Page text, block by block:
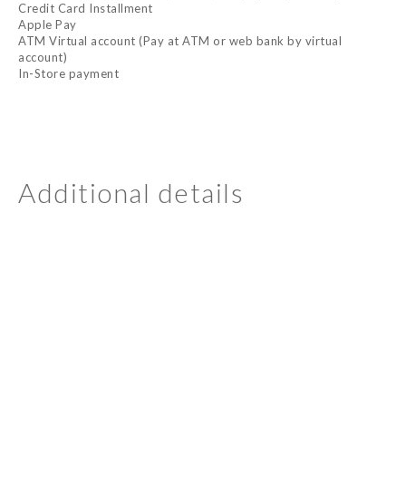
Credit Card Installment
Apple Pay
ATM Virtual account (Pay at ATM or web bank by virtual
account)
In-Store payment
Additional details